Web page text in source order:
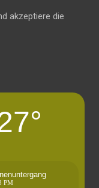
akzeptiere die
PM